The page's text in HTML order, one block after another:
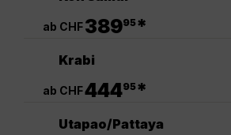
ab CHF38995*
Krabi
ab CHF44495*
Utapao/Pattaya